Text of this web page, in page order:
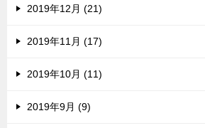
2019年12月 (21)
2019年11月 (17)
2019年10月 (11)
2019年9月 (9)